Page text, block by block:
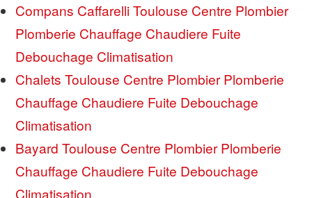
Compans Caffarelli Toulouse Centre Plombier
Plomberie Chauffage Chaudiere Fuite
Debouchage Climatisation
Chalets Toulouse Centre Plombier Plomberie
Chauffage Chaudiere Fuite Debouchage
Climatisation
Bayard Toulouse Centre Plombier Plomberie
Chauffage Chaudiere Fuite Debouchage
Climatisation